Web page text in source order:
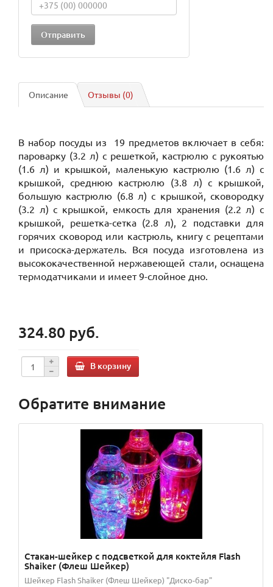
Описание Отзывы (0)
В набор посуды из
19 предметов включает в себя:
пароварку (3.2 л) с решеткой, кастрюлю с рукоятью
(1.6 л) и крышкой, маленькую кастрюлю (1.6 л) с
крышкой, среднюю кастрюлю (3.8 л) с крышкой,
большую кастрюлю (6.8 л) с крышкой, сковородку
(3.2 л) с крышкой, емкость для хранения (2.2 л) с
крышкой, решетка-сетка (2.8 л), 2 подставки для
горячих сковород или кастрюль, книгу с рецептами
и присоска-держатель. Вся посуда изготовлена из
высококачественной нержавеющей стали, оснащена
термодатчиками и имеет 9-слойное дно.
324.80 руб.
В корзину
Обратите внимание
Стакан-шейкер с подсветкой для коктейля Flash
Shaiker (Флеш Шейкер)
Шейкер Flash Shaiker (Флеш Шейкер) "Диско-бар"